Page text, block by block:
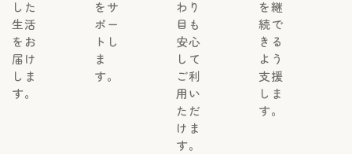
した
生活
をお
届け
しま
す。
をサ
ポー
トし
ま
す。
わり
目も
安心
して
ご利
用い
ただ
けま
す。
を継
続で
きる
よう
支援
しま
す。